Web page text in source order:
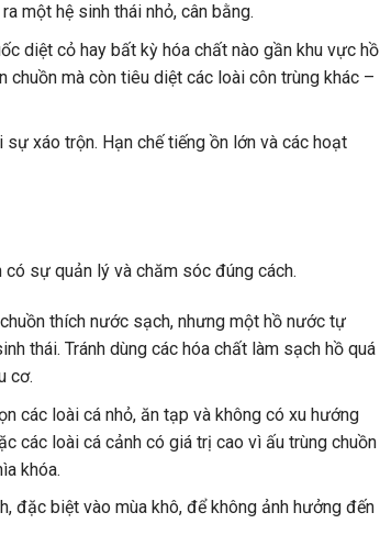
một hệ sinh thái nhỏ, cân bằng.
diệt cỏ hay bất kỳ hóa chất nào gần khu vực hồ
chuồn mà còn tiêu diệt các loài côn trùng khác –
xáo trộn. Hạn chế tiếng ồn lớn và các hoạt
sự quản lý và chăm sóc đúng cách.
thích nước sạch, nhưng một hồ nước tự
thái. Tránh dùng các hóa chất làm sạch hồ quá
cơ.
các loài cá nhỏ, ăn tạp và không có xu hướng
các loài cá cảnh có giá trị cao vì ấu trùng chuồn
khóa.
đặc biệt vào mùa khô, để không ảnh hưởng đến